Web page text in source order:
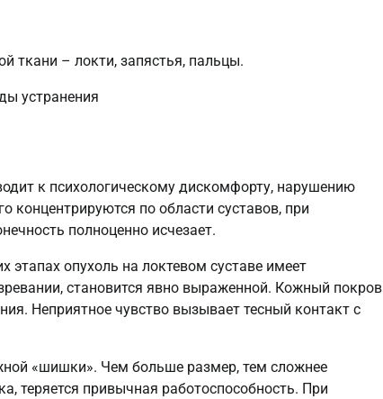
ткани – локти, запястья, пальцы.
к психологическому дискомфорту, нарушению
концентрируются по области суставов, при
полноценно исчезает.
опухоль на локтевом суставе имеет
становится явно выраженной. Кожный покров
Неприятное чувство вызывает тесный контакт с
«шишки». Чем больше размер, тем сложнее
теряется привычная работоспособность. При